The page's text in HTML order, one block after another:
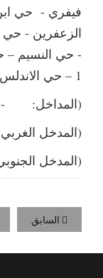
فيفري - حي
- حي النسيم –
1 – حي الاندلس2
(المداخل: -
(المدخل
(المدخل
السابق